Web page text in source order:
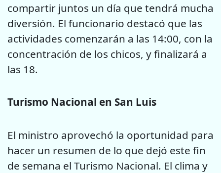
compartir juntos un día que tendrá mucha
diversión. El funcionario destacó que las
actividades comenzarán a las 14:00, con la
concentración de los chicos, y finalizará a
las 18.
Turismo Nacional en San Luis
El ministro aprovechó la oportunidad para
hacer un resumen de lo que dejó este fin
de semana el Turismo Nacional. El clima y